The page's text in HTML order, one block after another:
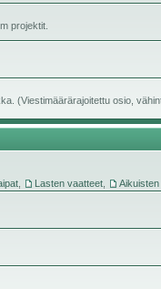
projektit.
(Viestimäärärajoitettu osio,
Lasten vaatteet